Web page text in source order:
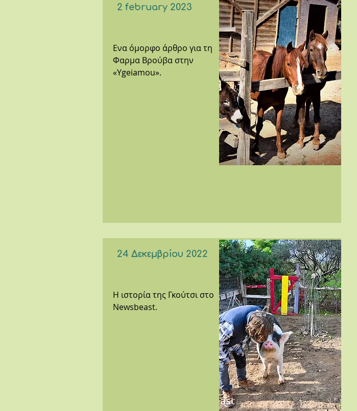
2 february 2023
Ενα όμορφο άρθρο για τη
Φαρμα Βρούβα στην
«Ygeiamou».
24 Δεκεμβρίου 2022
Η ιστορία της Γκούτσι στο
Newsbeast.